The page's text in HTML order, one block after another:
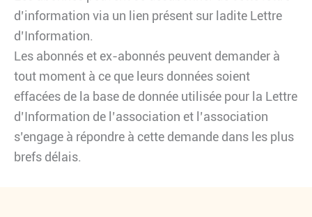
d’information via un lien présent sur ladite Lettre
d’Information.
Les abonnés et ex-abonnés peuvent demander à
tout moment à ce que leurs données soient
effacées de la base de donnée utilisée pour la Lettre
d’Information de l’association et l’association
s’engage à répondre à cette demande dans les plus
brefs délais.